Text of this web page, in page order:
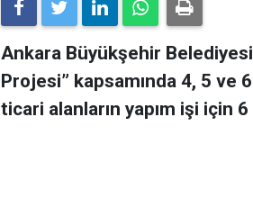
Ankara Büyükşehir
Projesi” kapsamında 4, 5 ve
ticari alanların yapım işi için